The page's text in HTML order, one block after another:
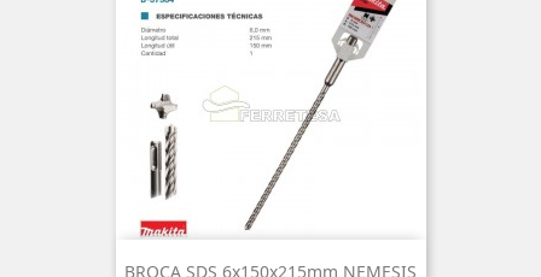
BROCA SDS 6x150x215mm NEMESIS